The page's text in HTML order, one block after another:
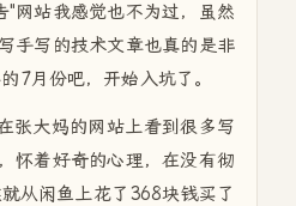
"网站我感觉也不为过，虽然
手写的技术文章也真的是非
7月份吧，开始入坑了。
张大妈的网站上看到很多写
怀着好奇的心理，在没有彻
从闲鱼上花了368块钱买了